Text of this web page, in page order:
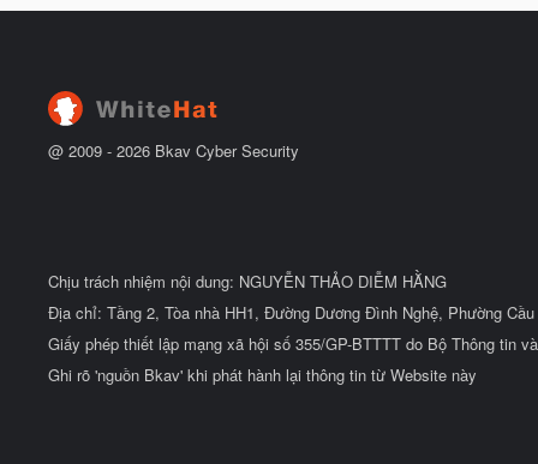
@ 2009 - 2026 Bkav Cyber Security
Chịu trách nhiệm nội dung: NGUYỄN THẢO DIỄM HẰNG
Địa chỉ: Tầng 2, Tòa nhà HH1, Đường Dương Đình Nghệ, Phường
Giấy phép thiết lập mạng xã hội số 355/GP-BTTTT do Bộ Thông tin
Ghi rõ 'nguồn Bkav' khi phát hành lại thông tin từ Website này